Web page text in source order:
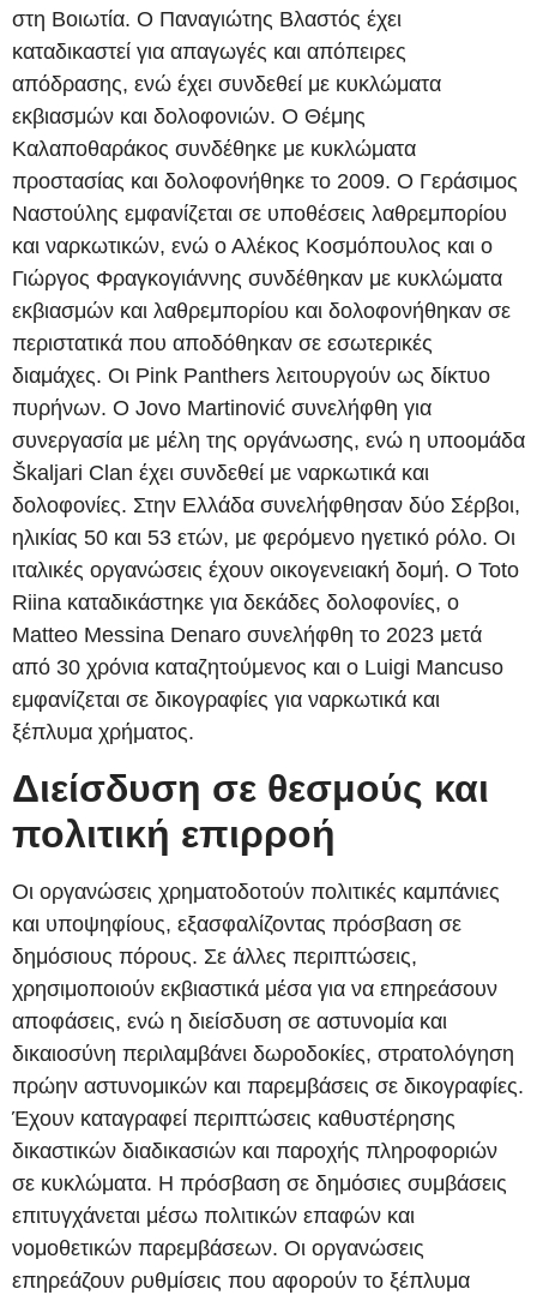
στη Βοιωτία. Ο Παναγιώτης Βλαστός έχει
καταδικαστεί για απαγωγές και απόπειρες
απόδρασης, ενώ έχει συνδεθεί με κυκλώματα
εκβιασμών και δολοφονιών. Ο Θέμης
Καλαποθαράκος συνδέθηκε με κυκλώματα
προστασίας και δολοφονήθηκε το 2009. Ο Γεράσιμος
Ναστούλης εμφανίζεται σε υποθέσεις λαθρεμπορίου
και ναρκωτικών, ενώ ο Αλέκος Κοσμόπουλος και ο
Γιώργος Φραγκογιάννης συνδέθηκαν με κυκλώματα
εκβιασμών και λαθρεμπορίου και δολοφονήθηκαν σε
περιστατικά που αποδόθηκαν σε εσωτερικές
διαμάχες. Οι Pink Panthers λειτουργούν ως δίκτυο
πυρήνων. Ο Jovo Martinović συνελήφθη για
συνεργασία με μέλη της οργάνωσης, ενώ η υποομάδα
Škaljari Clan έχει συνδεθεί με ναρκωτικά και
δολοφονίες. Στην Ελλάδα συνελήφθησαν δύο Σέρβοι,
ηλικίας 50 και 53 ετών, με φερόμενο ηγετικό ρόλο. Οι
ιταλικές οργανώσεις έχουν οικογενειακή δομή. Ο Toto
Riina καταδικάστηκε για δεκάδες δολοφονίες, ο
Matteo Messina Denaro συνελήφθη το 2023 μετά
από 30 χρόνια καταζητούμενος και ο Luigi Mancuso
εμφανίζεται σε δικογραφίες για ναρκωτικά και
ξέπλυμα χρήματος.
Διείσδυση σε θεσμούς και
πολιτική επιρροή
Οι οργανώσεις χρηματοδοτούν πολιτικές καμπάνιες
και υποψηφίους, εξασφαλίζοντας πρόσβαση σε
δημόσιους πόρους. Σε άλλες περιπτώσεις,
χρησιμοποιούν εκβιαστικά μέσα για να επηρεάσουν
αποφάσεις, ενώ η διείσδυση σε αστυνομία και
δικαιοσύνη περιλαμβάνει δωροδοκίες, στρατολόγηση
πρώην αστυνομικών και παρεμβάσεις σε δικογραφίες.
Έχουν καταγραφεί περιπτώσεις καθυστέρησης
δικαστικών διαδικασιών και παροχής πληροφοριών
σε κυκλώματα. Η πρόσβαση σε δημόσιες συμβάσεις
επιτυγχάνεται μέσω πολιτικών επαφών και
νομοθετικών παρεμβάσεων. Οι οργανώσεις
επηρεάζουν ρυθμίσεις που αφορούν το ξέπλυμα